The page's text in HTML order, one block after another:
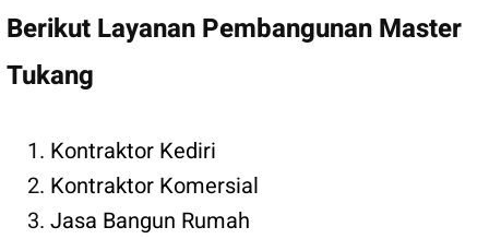
Berikut Layanan Pembangunan Master
Tukang
Kontraktor Kediri
Kontraktor Komersial
Jasa Bangun Rumah